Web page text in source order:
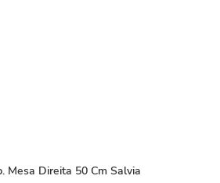
Mesa Direita 50 Cm Salvia